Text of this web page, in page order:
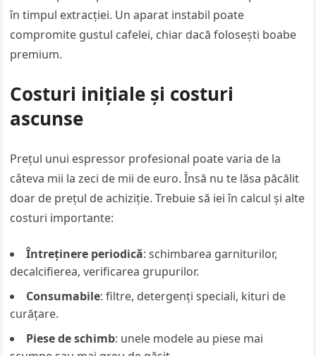
în timpul extracției. Un aparat instabil poate
compromite gustul cafelei, chiar dacă folosești boabe
premium.
Costuri inițiale și costuri
ascunse
Prețul unui espressor profesional poate varia de la
câteva mii la zeci de mii de euro. Însă nu te lăsa păcălit
doar de prețul de achiziție. Trebuie să iei în calcul și alte
costuri importante:
Întreținere periodică: schimbarea garniturilor,
decalcifierea, verificarea grupurilor.
Consumabile: filtre, detergenți speciali, kituri de
curățare.
Piese de schimb: unele modele au piese mai